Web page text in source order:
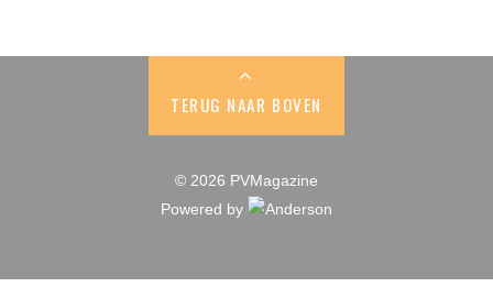
TERUG NAAR BOVEN
© 2026 PVMagazine
Powered by